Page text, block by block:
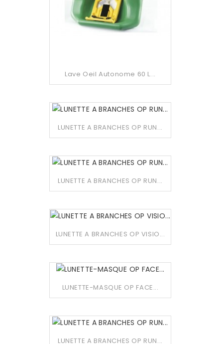
Lave Oeil Autonome 60 L...
LUNETTE A BRANCHES OP RUN...
LUNETTE A BRANCHES OP RUN...
LUNETTE A BRANCHES OP VISIO...
LUNETTE-MASQUE OP FACE...
LUNETTE A BRANCHES OP RUN...